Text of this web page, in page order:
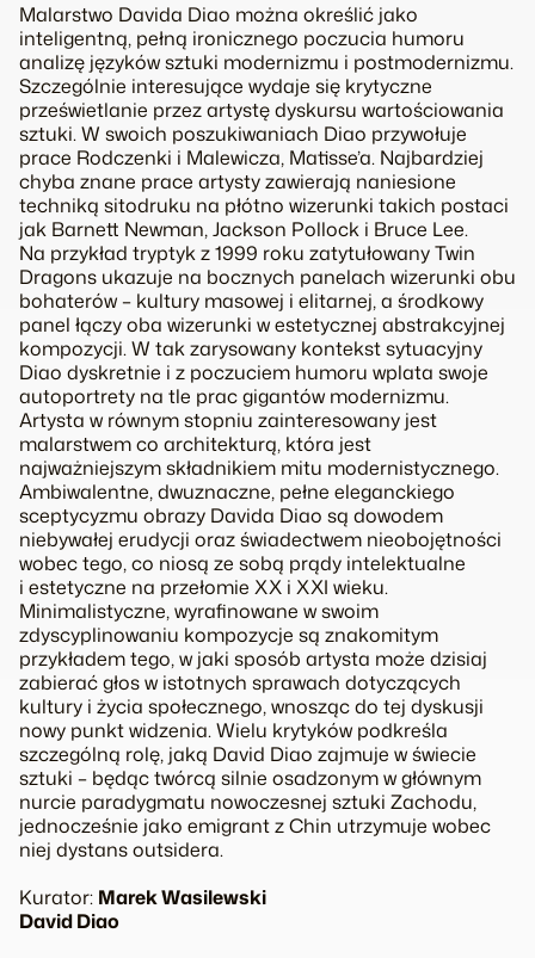
Malarstwo Davida Diao można określić jako
inteligentną, pełną ironicznego poczucia humoru
analizę języków sztuki modernizmu i postmodernizmu.
Szczególnie interesujące wydaje się krytyczne
prześwietlanie przez artystę dyskursu wartościowania
sztuki. W swoich poszukiwaniach Diao przywołuje
prace Rodczenki i Malewicza, Matisse’a. Najbardziej
chyba znane prace artysty zawierają naniesione
techniką sitodruku na płótno wizerunki takich postaci
jak Barnett Newman, Jackson Pollock i Bruce Lee.
Na przykład tryptyk z 1999 roku zatytułowany Twin
Dragons ukazuje na bocznych panelach wizerunki obu
bohaterów – kultury masowej i elitarnej, a środkowy
panel łączy oba wizerunki w estetycznej abstrakcyjnej
kompozycji. W tak zarysowany kontekst sytuacyjny
Diao dyskretnie i z poczuciem humoru wplata swoje
autoportrety na tle prac gigantów modernizmu.
Artysta w równym stopniu zainteresowany jest
malarstwem co architekturą, która jest
najważniejszym składnikiem mitu modernistycznego.
Ambiwalentne, dwuznaczne, pełne eleganckiego
sceptycyzmu obrazy Davida Diao są dowodem
niebywałej erudycji oraz świadectwem nieobojętności
wobec tego, co niosą ze sobą prądy intelektualne
i estetyczne na przełomie XX i XXI wieku.
Minimalistyczne, wyrafinowane w swoim
zdyscyplinowaniu kompozycje są znakomitym
przykładem tego, w jaki sposób artysta może dzisiaj
zabierać głos w istotnych sprawach dotyczących
kultury i życia społecznego, wnosząc do tej dyskusji
nowy punkt widzenia. Wielu krytyków podkreśla
szczególną rolę, jaką David Diao zajmuje w świecie
sztuki – będąc twórcą silnie osadzonym w głównym
nurcie paradygmatu nowoczesnej sztuki Zachodu,
jednocześnie jako emigrant z Chin utrzymuje wobec
niej dystans outsidera.
Kurator: Marek Wasilewski
David Diao